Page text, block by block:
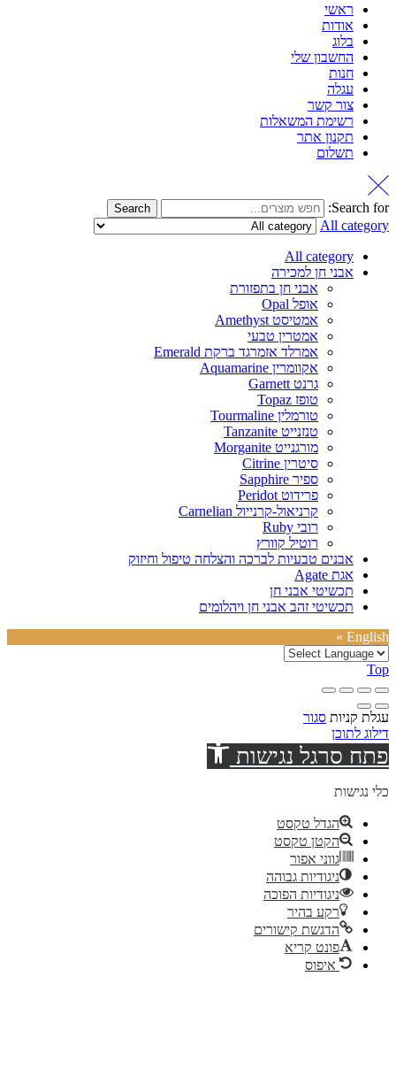
ראשי
אודות
בלוג
החשבון שלי
חנות
עגלה
צור קשר
רשימת המשאלות
תקנון אתר
תשלום
Search for:
Search
All category
All category
אבני חן למכירה
אבני חן בתפזורת
אופל Opal
אמטיסט Amethyst
אמטרין טבעי
אמרלד אזמרגד ברקת Emerald
אקוומרין Aquamarine
גרנט Garnett
טופז Topaz
טורמלין Tourmaline
טנזנייט Tanzanite
מורגנייט Morganite
סיטרין Citrine
ספיר Sapphire
פרידוט Peridot
קרניאול-קרנייול Carnelian
רובי Ruby
רוטיל קוורץ
אבנים טבעיות לברכה והצלחה טיפול וחיזוק
אגת Agate
תכשיטי אבני חן
תכשיטי זהב אבני חן ויהלומים
English »
Top
עגלת קניות סגור
דילוג לתוכן
פתח סרגל נגישות
כלי נגישות
הגדל טקסט
הקטן טקסט
גווני אפור
ניגודיות גבוהה
ניגודיות הפוכה
רקע בהיר
הדגשת קישורים
פונט קריא
איפוס